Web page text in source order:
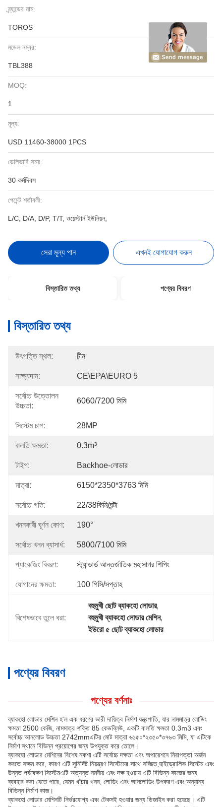
ব্র্যান্ডের নাম:
TOROS
মডেল নম্বর:
TBL388
MOQ:
1
মূল্য:
USD 11460-38000 1PCS
ডেলিভারি সময়:
30 কর্মদিবস
পেমেন্ট শর্তাবলী:
L/C, D/A, D/P, T/T, ওয়েস্টার্ন ইউনিয়ন,
সেরা মূল্য পান এখনই যোগাযোগ করুন
বিস্তারিত তথ্য পণ্যের বিবরণ
বিস্তারিত তথ্য
উৎপত্তি স্থল: চীন
সাক্ষ্যদান: CE\EPA\EURO 5
সর্বোচ্চ উত্তোলন
উচ্চতা:
6060/7200 মিমি
সিস্টেম চাপ: 28MP
বালতি ক্ষমতা: 0.3m³
টাইপ: Backhoe-লোডার
মাত্রা: 6150*2350*3763 মিমি
সর্বোচ্চ গতি: 22/38কিমি/ঘন্টা
খননকারী ঘূর্ণন কোণ: 190°
সর্বোচ্চ খনন ব্যাসার্ধ: 5800/7100 মিমি
প্যাকেজিং বিবরণ: স্ট্যান্ডার্ড আন্তর্জাতিক মহাসাগর শিপিং
যোগানের ক্ষমতা: 100 পিসি/সপ্তাহ
বিশেষভাবে তুলে ধরা:
বহুমুখী ছোট ব্যাকহো লোডার,
বহুমুখী ব্যাকহো লোডার মেশিন,
ইউরো ৫ ছোট ব্যাকহো লোডার
পণ্যের বিবরণ
পণ্যের বর্ণনাঃ
ব্যাকহো লোডার মেশিন হ'ল এক ধরণের ভারী দায়িত্ব নির্মাণ যন্ত্রপাতি, যার নামমাত্র লোডিং
ক্ষমতা 2500 কেজি, নামমাত্র শক্তি 85 কেডব্লিউ, একটি বালতি ক্ষমতা 0.3m3 এবং
সর্বোচ্চ আনলোড উচ্চতা 2742mmএটির মোট মাত্রা ৬১৫০*২৩৫০*৩৭৬৩ মিমি, যা এটিকে
নির্মাণ স্থানে বিভিন্ন প্রয়োগের জন্য উপযুক্ত করে তোলে।
ব্যাকহো লোডার মেশিনের বিশেষ নকশা এটি সর্বোচ্চ দক্ষতা এবং অপারেশনে নিরাপত্তা অর্জন
করতে সক্ষম করে, কারণ এটি সুনির্দিষ্ট নিয়ন্ত্রণ সিস্টেমের সাথে সজ্জিত,হাইড্রোলিক সিস্টেম এবং
উন্নত পর্যবেক্ষণ সিস্টেমএটি অত্যন্ত নমনীয় এবং দক্ষ হওয়ায় এটি বিভিন্ন কাজের জন্য
ব্যবহার করা যেতে পারে, যেমন খাঁচার খনন, লোডিং এবং আনলোডিং উপকরণ এবং অন্যান্য
বিভিন্ন নির্মাণ কাজ।
ব্যাকহো লোডার মেশিনটি নির্ভরযোগ্য এবং টেকসই হওয়ার জন্য ডিজাইন করা হয়েছে। এটি